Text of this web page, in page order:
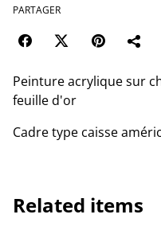
PARTAGER
Peinture acrylique sur
feuille d'or
Cadre type caisse
Related items